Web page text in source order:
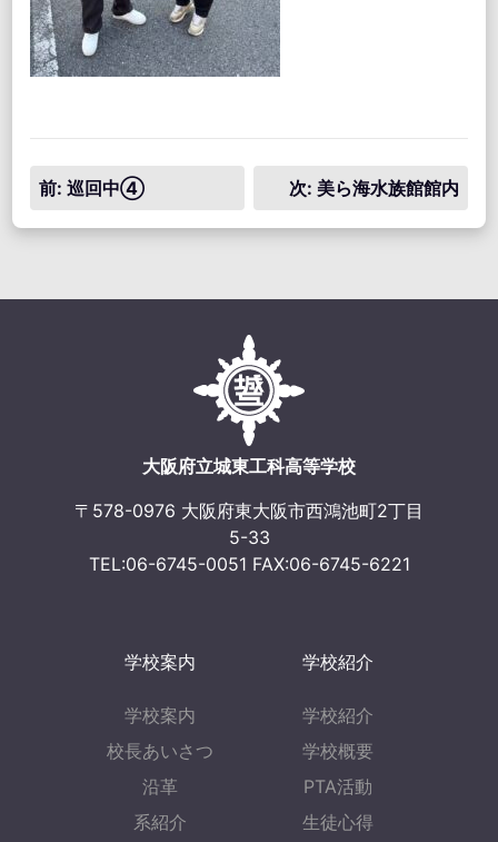
投
稿
ビ
前: 巡回中④ 次: 美ら海水族館館内
大阪府立城東工科高等学校
〒578-0976 大阪府東大阪市西鴻池町2丁目
5-33
TEL:06-6745-0051 FAX:06-6745-6221
学校案内
学校案内
校長あいさつ
沿革
系紹介
学校紹介
学校紹介
学校概要
PTA活動
生徒心得